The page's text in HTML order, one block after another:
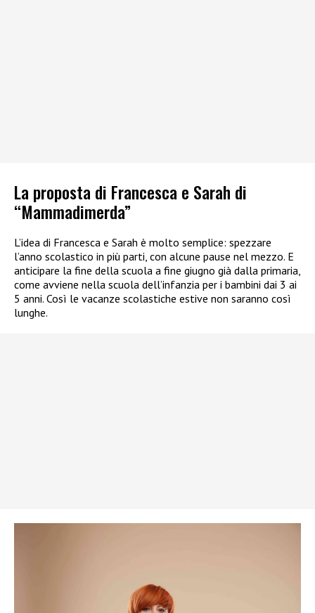
La proposta di Francesca e Sarah di
“Mammadimerda”
L’idea di Francesca e Sarah è molto semplice: spezzare
l’anno scolastico in più parti, con alcune pause nel mezzo. E
anticipare la fine della scuola a fine giugno già dalla primaria,
come avviene nella scuola dell’infanzia per i bambini dai 3 ai
5 anni. Così le vacanze scolastiche estive non saranno così
lunghe.